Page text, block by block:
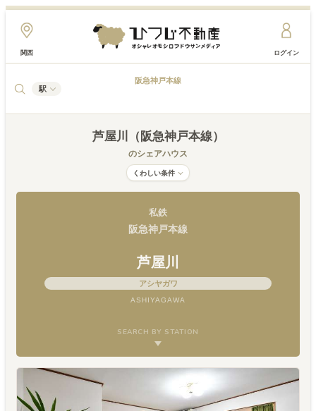
関西 ログイン
駅
阪急神戸本線
芦屋川（阪急神戸本線）
のシェアハウス
くわしい条件
私鉄
阪急神戸本線
芦屋川
アシヤガワ
ASHIYAGAWA
SEARCH BY STATION